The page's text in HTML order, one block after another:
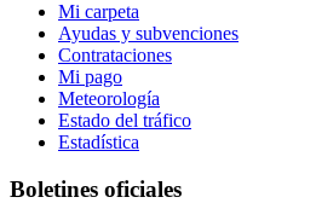
Mi carpeta
Ayudas y subvenciones
Contrataciones
Mi pago
Meteorología
Estado del tráfico
Estadística
Boletines oficiales